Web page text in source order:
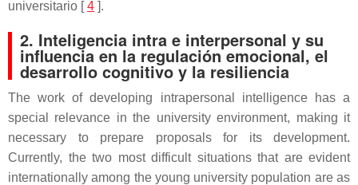
universitario [4 ].
2. Inteligencia intra e interpersonal y su
influencia en la regulación emocional, el
desarrollo cognitivo y la resiliencia
The work of developing intrapersonal intelligence has a
special relevance in the university environment, making it
necessary to prepare proposals for its development.
Currently, the two most difficult situations that are evident
internationally among the young university population are as